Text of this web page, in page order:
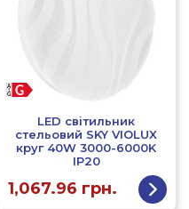
LED світильник
стельовий SKY VIOLUX
круг 40W 3000-6000K
IP20
1,067.96 грн.